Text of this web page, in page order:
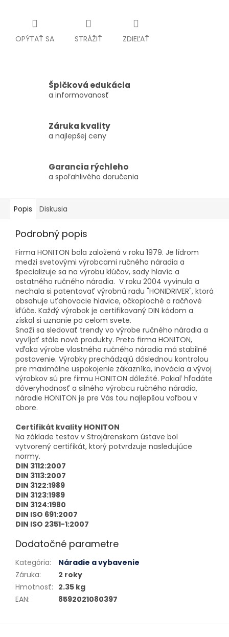
OPÝTAŤ SA STRÁŽIŤ ZDIEĽAŤ
Špičková edukácia
a informovanosť
Záruka kvality
a najlepšej ceny
Garancia rýchleho
a spoľahlivého doručenia
Popis Diskusia
Podrobný popis
Firma HONITON bola založená v roku 1979. Je lídrom
medzi svetovými výrobcami ručného náradia a
špecializuje sa na výrobu klúčov, sady hlavíc a
ostatného ručného náradia. V roku 2004 vyvinula a
nechala si patentovať výrobnú radu "HONIDRIVER", ktorá
obsahuje uťahovacie hlavice, očkoploché a račňové
kľúče. Každý výrobok je certifikovaný DIN kódom a
získal si uznanie po celom svete.
Snaží sa sledovať trendy vo výrobe ručného náradia a
vyvíjať stále nové produkty. Preto firma HONITON,
vďaka výrobe vlastného ručného náradia má stabilné
postavenie. Výrobky prechádzajú dôslednou kontrolou
pre maximálne uspokojenie zákazníka, inovácia a vývoj
výrobkov sú pre firmu HONITON dôležité. Pokiaľ hľadáte
dôveryhodnosť a silného výrobcu ručného náradia,
náradie HONITON je pre Vás tou najlepšou voľbou v
obore.
Certifikát kvality HONITON
Na základe testov v Strojárenskom ústave bol
vytvorený certifikát, ktorý potvrdzuje nasledujúce
normy.
DIN 3112:2007
DIN 3113:2007
DIN 3122:1989
DIN 3123:1989
DIN 3124:1980
DIN ISO 691:2007
DIN ISO 2351-1:2007
Dodatočné parametre
Kategória:
Náradie a vybavenie
Záruka:
2 roky
Hmotnosť: 2.35 kg
EAN: 8592021080397
Zápätie